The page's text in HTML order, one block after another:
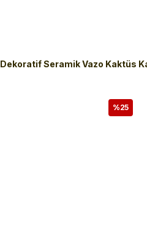
Dekoratif Seramik Vazo Kaktüs
%25